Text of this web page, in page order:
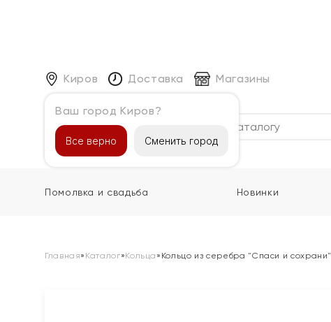
Киров
Ваш город Киров?
Все верно Сменить город
Доставка Магазины
Каталог
Помолвка и свадьба Новинки
Главная» Каталог»Кольца » Кольцо из серебра "Спаси и сохрани"